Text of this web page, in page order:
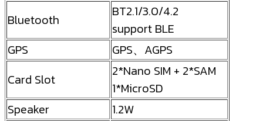
Bluetooth
BT2.1/3.0/4.2
support BLE
GPS
GPS、AGPS
Card Slot
2*Nano SIM + 2*SAM
1*MicroSD
Speaker
1.2W